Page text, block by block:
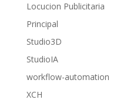
Locucion Publicitaria
Principal
Studio3D
StudioIA
workflow-automation
XCH